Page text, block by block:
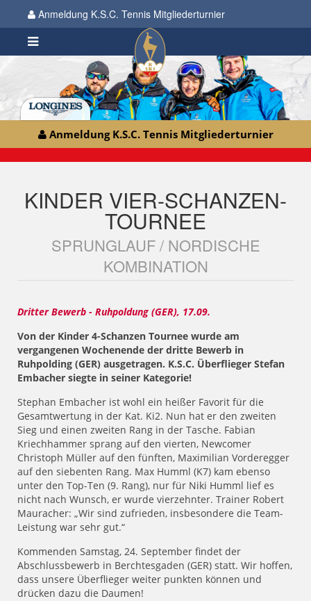
Anmeldung K.S.C. Tennis Mitgliederturnier
Anmeldung K.S.C. Tennis Mitgliederturnier
KINDER VIER-SCHANZEN-
TOURNEE
SPRUNGLAUF / NORDISCHE
KOMBINATION
Dritter Bewerb - Ruhpoldung (GER), 17.09.
Von der Kinder 4-Schanzen Tournee wurde am
vergangenen Wochenende der dritte Bewerb in
Ruhpolding (GER) ausgetragen. K.S.C. Überflieger Stefan
Embacher siegte in seiner Kategorie!
Stephan Embacher ist wohl ein heißer Favorit für die
Gesamtwertung in der Kat. Ki2. Nun hat er den zweiten
Sieg und einen zweiten Rang in der Tasche. Fabian
Kriechhammer sprang auf den vierten, Newcomer
Christoph Müller auf den fünften, Maximilian Vorderegger
auf den siebenten Rang. Max Humml (K7) kam ebenso
unter den Top-Ten (9. Rang), nur für Niki Humml lief es
nicht nach Wunsch, er wurde vierzehnter. Trainer Robert
Mauracher: „Wir sind zufrieden, insbesondere die Team-
Leistung war sehr gut.“
Kommenden Samstag, 24. September findet der
Abschlussbewerb in Berchtesgaden (GER) statt. Wir hoffen,
dass unsere Überflieger weiter punkten können und
drücken dazu die Daumen!